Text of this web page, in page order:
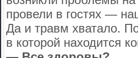
провели в гостях —
Да и травм хватало.
в которой находится